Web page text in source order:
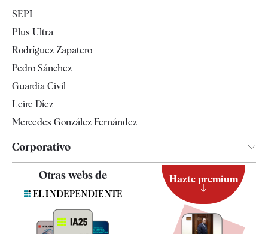
Televisión
SEPI
Plus Ultra
Rodríguez Zapatero
Pedro Sánchez
Guardia Civil
Leire Díez
Mercedes González Fernández
Corporativo
Contacto
Otras webs de Hazte premium